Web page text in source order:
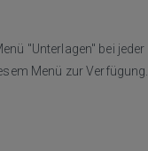
"Unterlagen" bei jeder
Menü zur Verfügung.